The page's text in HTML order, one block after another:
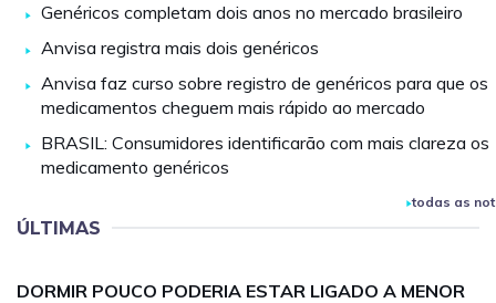
Genéricos completam dois anos no mercado brasileiro
Anvisa registra mais dois genéricos
Anvisa faz curso sobre registro de genéricos para que os
medicamentos cheguem mais rápido ao mercado
BRASIL: Consumidores identificarão com mais clareza os
medicamento genéricos
todas as
ÚLTIMAS
DORMIR POUCO PODERIA ESTAR LIGADO A MENOR